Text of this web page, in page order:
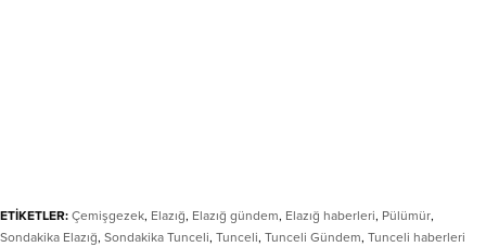
ETİKETLER: Çemişgezek, Elazığ, Elazığ gündem, Elazığ haberleri, Pülümür,
Sondakika Elazığ, Sondakika Tunceli, Tunceli, Tunceli Gündem, Tunceli haberleri